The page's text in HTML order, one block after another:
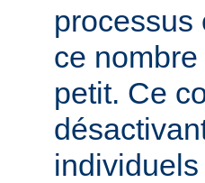
processus
ce
petit. Ce